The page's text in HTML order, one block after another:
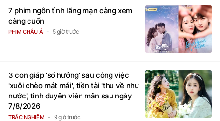
7 phim ngôn tình lãng mạn càng xem
càng cuốn
PHIM CHÂU Á 5 giờ trước
3 con giáp 'số hưởng' sau công việc
'xuôi chèo mát mái', tiền tài 'thu về như
nước', tình duyên viên mãn sau ngày
7/8/2026
TRẮC NGHIỆM 9 giờ trước